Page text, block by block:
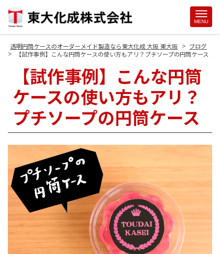
MENU
透明円筒ケースのオーダーメイド製造なら東大化成 大阪 東大阪 > ブログ
> 【試作事例】こんな円筒ケースの使い方もアリ？プチソープの円筒ケース
【試作事例】こんな円筒
ケースの使い方もアリ？
プチソープの円筒ケース
Site
Footer